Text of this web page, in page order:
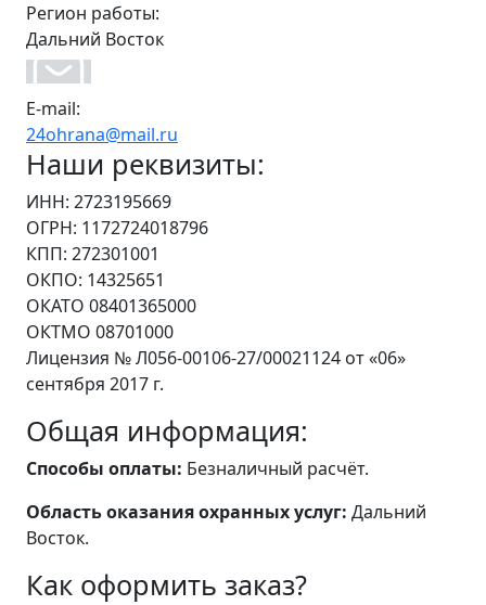
Регион работы:
Дальний Восток
E-mail:
24ohrana@mail.ru
Наши реквизиты:
ИНН: 2723195669
ОГРН: 1172724018796
КПП: 272301001
ОКПО: 14325651
ОКАТО 08401365000
ОКТМО 08701000
Лицензия № Л056-00106-27/00021124 от «06»
сентября 2017 г.
Общая информация:
Способы оплаты: Безналичный расчёт.
Область оказания охранных услуг: Дальний
Восток.
Как оформить заказ?